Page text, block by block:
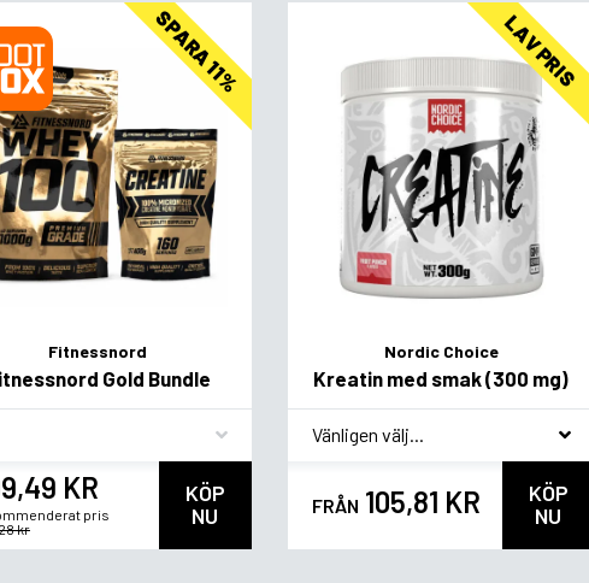
SPARA 11%
Fitnessnord
Gold Bundle
KR
pris
kr
KÖP
NU
LAV PRIS
Nordic Choice
Kreatin med smak (300 mg)
* Smagsvariant
FRÅN 105,81 KR
KÖP
NU